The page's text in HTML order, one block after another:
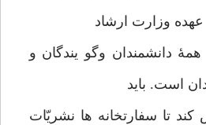
عهده وزارت ارشاد
دانشمندان وگو یندگان و
است. باید
تا سفارتخانه ها نشریّات